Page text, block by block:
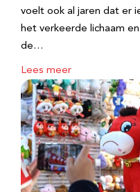
voelt ook al jaren dat er
het verkeerde lichaam
de…
Lees meer